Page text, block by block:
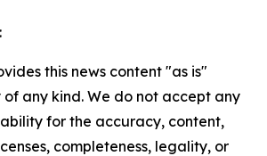
this news content "as is"
any kind. We do not accept any
for the accuracy, content,
completeness, legality, or